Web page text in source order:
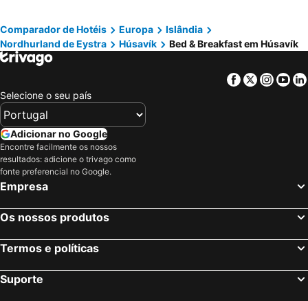
Comparador de Hotéis Europa
Islândia
Nordhurland de Eystra
Húsavík Bed & Breakfast em Húsavík
Facebook
Twitter
Selecione o seu país
Adicionar no Google
Encontre facilmente os nossos
resultados: adicione o trivago como
fonte preferencial no Google.
Empresa
Os nossos produtos
Termos e políticas
Suporte